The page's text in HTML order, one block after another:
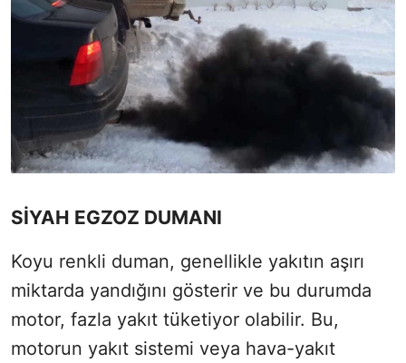
SİYAH EGZOZ DUMANI
Koyu renkli duman, genellikle yakıtın aşırı
miktarda yandığını gösterir ve bu durumda
motor, fazla yakıt tüketiyor olabilir. Bu,
motorun yakıt sistemi veya hava-yakıt